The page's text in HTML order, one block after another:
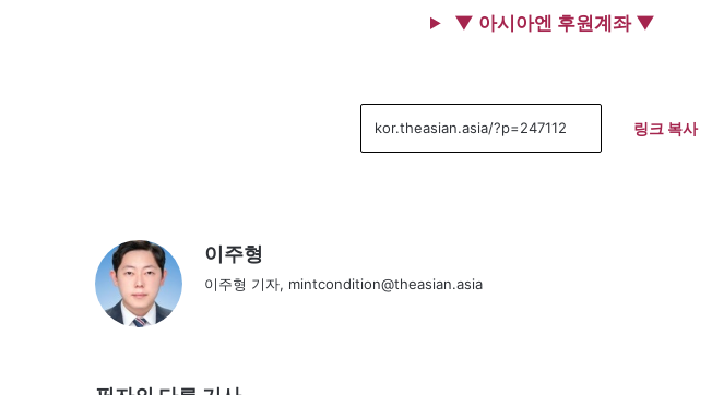
▼ 아시아엔 후원계좌 ▼
링크 복사
이주형
이주형 기자, mintcondition@theasian.asia